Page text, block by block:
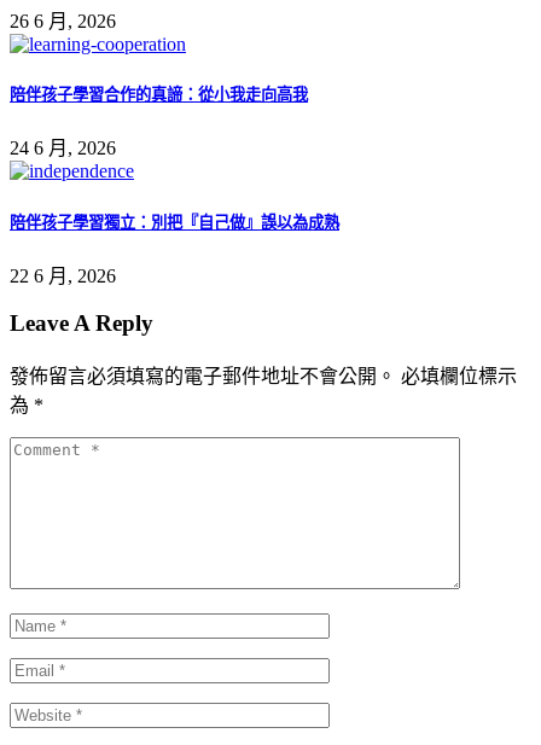
26 6 月, 2026
陪伴孩子學習合作的真諦：從小我走向高我
24 6 月, 2026
陪伴孩子學習獨立：別把『自己做』誤以為成熟
22 6 月, 2026
Leave A Reply
發佈留言必須填寫的電子郵件地址不會公開。 必填欄位標示
為 *